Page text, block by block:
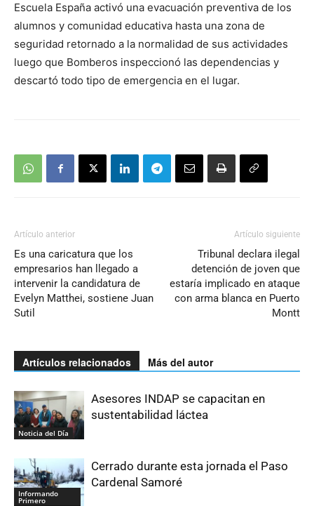
Escuela España activó una evacuación preventiva de los
alumnos y comunidad educativa hasta una zona de
seguridad retornado a la normalidad de sus actividades
luego que Bomberos inspeccionó las dependencias y
descartó todo tipo de emergencia en el lugar.
Artículo anterior
Es una caricatura que los
empresarios han llegado a
intervenir la candidatura de
Evelyn Matthei, sostiene Juan
Sutil
Artículo siguiente
Tribunal declara ilegal
detención de joven que
estaría implicado en ataque
con arma blanca en Puerto
Montt
Artículos relacionados Más del autor
Noticia del Día
Asesores INDAP se capacitan en
sustentabilidad láctea
Informando
Primero
Cerrado durante esta jornada el Paso
Cardenal Samoré